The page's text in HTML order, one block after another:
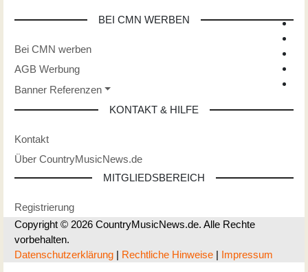
BEI CMN WERBEN
Bei CMN werben
AGB Werbung
Banner Referenzen
KONTAKT & HILFE
Kontakt
Über CountryMusicNews.de
MITGLIEDSBEREICH
Registrierung
Copyright © 2026 CountryMusicNews.de. Alle Rechte
vorbehalten.
Datenschutzerklärung
Rechtliche Hinweise Impressum